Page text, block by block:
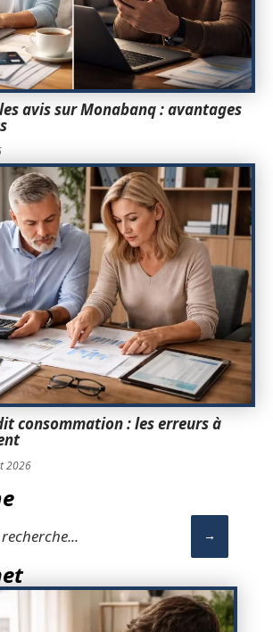
avis sur Monabanq : avantages
consommation : les erreurs à
2026